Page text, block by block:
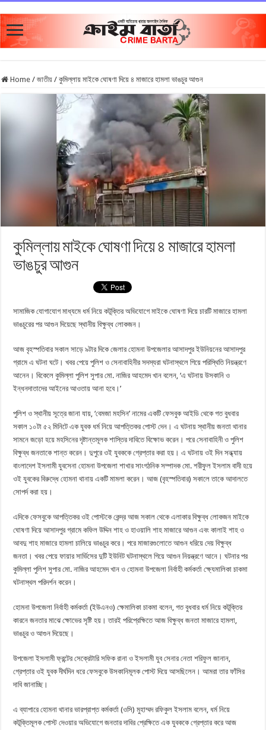
Home / জাতীয় / কুমিল্লায় মাইকে ঘোষণা দিয়ে ৪ মাজারে হামলা ভাঙচুর আগুন
কুমিল্লায় মাইকে ঘোষণা দিয়ে ৪ মাজারে হামলা
ভাঙচুর আগুন
সামাজিক যোগাযোগ মাধ্যমে ধর্ম নিয়ে কটূক্তির অভিযোগে মাইকে ঘোষণা দিয়ে চারটি মাজারে হামলা
ভাঙচুরের পর আগুন দিয়েছে স্থানীয় বিক্ষুব্ধ লোকজন।
আজ বৃহস্পতিবার সকাল সাড়ে ৯টার দিকে জেলার হোমনা উপজেলার আসাদপুর ইউনিয়নের আসাদপুর
গ্রামে এ ঘটনা ঘটে। খবর পেয়ে পুলিশ ও সেনাবাহিনীর সদস্যরা ঘটনাস্থলে গিয়ে পরিস্থিতি নিয়ন্ত্রণে
আনেন। বিকেলে কুমিল্লা পুলিশ সুপার মো. নাজির আহমেদ খান বলেন, ‘এ ঘটনায় উসকানি ও
ইন্ধনদাতাদের আইনের আওতায় আনা হবে।’
পুলিশ ও স্থানীয় সূত্রে জানা যায়, ‘বেমজা মহসিন’ নামের একটি ফেসবুক আইডি থেকে গত বুধবার
সকাল ১০টা ৫২ মিনিটে এক যুবক ধর্ম নিয়ে আপত্তিকর পোস্ট দেন। এ ঘটনায় স্থানীয় জনতা থানার
সামনে জড়ো হয়ে মহসিনের দৃষ্টান্তমূলক শাস্তির দাবিতে বিক্ষোভ করেন। পরে সেনাবাহিনী ও পুলিশ
বিক্ষুব্ধ জনতাকে শান্ত করেন। দুপুরে ওই যুবককে গ্রেপ্তার করা হয়। এ ঘটনায় ওই দিন সন্ধ্যায়
বাংলাদেশ ইসলামী যুবসেনা হোমনা উপজেলা শাখার সাংগঠনিক সম্পাদক মো. শরীফুল ইসলাম বাদী হয়ে
ওই যুবকের বিরুদ্ধে হোমনা থানায় একটি মামলা করেন। আজ (বৃহস্পতিবার) সকালে তাকে আদালতে
সোপর্দ করা হয়।
এদিকে ফেসবুকে আপত্তিকর ওই পোস্টকে কেন্দ্র আজ সকাল থেকে এলাকার বিক্ষুব্ধ লোকজন মাইকে
ঘোষণা দিয়ে আসাদপুর গ্রামে কফিল উদ্দিন শাহ ও হাওয়ালি শাহ মাজারে আগুন এবং কালাই শাহ ও
আবদু শাহ মাজারে হামলা চালিয়ে ভাঙচুর করে। পরে মাজারগুলোতে আগুন ধরিয়ে দেয় বিক্ষুব্ধ
জনতা। খবর পেয়ে ফায়ার সার্ভিসের দুটি ইউনিট ঘটনাস্থলে গিয়ে আগুন নিয়ন্ত্রণে আনে। ঘটনার পর
কুমিল্লা পুলিশ সুপার মো. নাজির আহমেদ খান ও হোমনা উপজেলা নির্বাহী কর্মকর্তা ক্ষ্যেমালিকা চাকমা
ঘটনাস্থল পরিদর্শন করেন।
হোমনা উপজেলা নির্বাহী কর্মকর্তা (ইউএনও) ক্ষেমালিকা চাকমা বলেন, গত বুধবার ধর্ম নিয়ে কটূক্তির
কারনে জনতার মাঝে ক্ষোভের সৃষ্টি হয়। তারই পরিপ্রেক্ষিতে আজ বিক্ষুব্ধ জনতা মাজারে হামলা,
ভাঙচুর ও আগুন দিয়েছে।
উপজেলা ইসলামী ফ্রন্টের সেক্রেটারি সফিক রানা ও ইসলামী যুব সেনার নেতা শরিফুল জানান,
গ্রেপ্তার ওই যুবক দীর্ঘদিন ধরে ফেসবুকে উসকানিমূলক পোস্ট দিয়ে আসছিলেন। আমরা তার ফাঁসির
দাবি জানাচ্ছি।
এ ব্যাপারে হোমনা থানার ভারপ্রাপ্ত কর্মকর্তা (ওসি) মুহাম্মদ রফিকুল ইসলাম বলেন, ধর্ম নিয়ে
কটূক্তিমূলক পোস্ট দেওয়ার অভিযোগে জনতার দাবির প্রেক্ষিতে এক যুবককে গ্রেপ্তার করে আজ